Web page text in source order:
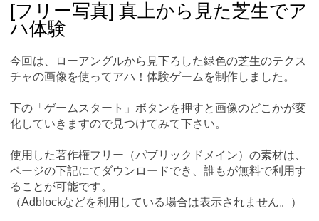
content[フリー写真] 真上から見た芝生でア
ハ体験
今回は、ローアングルから見下ろした緑色の芝生のテクス
チャの画像を使ってアハ！体験ゲームを制作しました。
下の「ゲームスタート」ボタンを押すと画像のどこかが変
化していきますので見つけてみて下さい。
使用した著作権フリー（パブリックドメイン）の素材は、
ページの下記にてダウンロードでき、誰もが無料で利用す
ることが可能です。
（Adblockなどを利用している場合は表示されません。）